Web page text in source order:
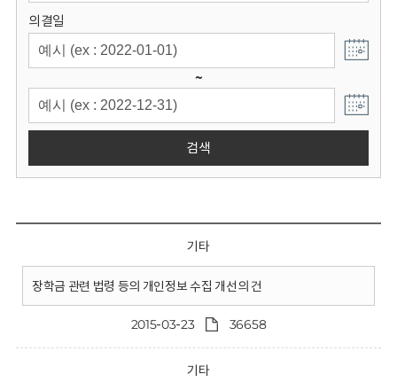
의결일
~
검색
기타
장학금 관련 법령 등의 개인정보 수집 개선의 건
2015-03-23 36658
기타